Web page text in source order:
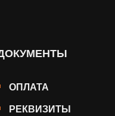
ОПЛАТА
РЕКВИЗИТЫ